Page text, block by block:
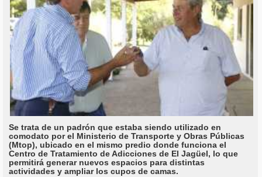
Se trata de un padrón que estaba siendo utilizado en
comodato por el Ministerio de Transporte y Obras Públicas
(Mtop), ubicado en el mismo predio donde funciona el
Centro de Tratamiento de Adicciones de El Jagüel, lo que
permitirá generar nuevos espacios para distintas
actividades y ampliar los cupos de camas.